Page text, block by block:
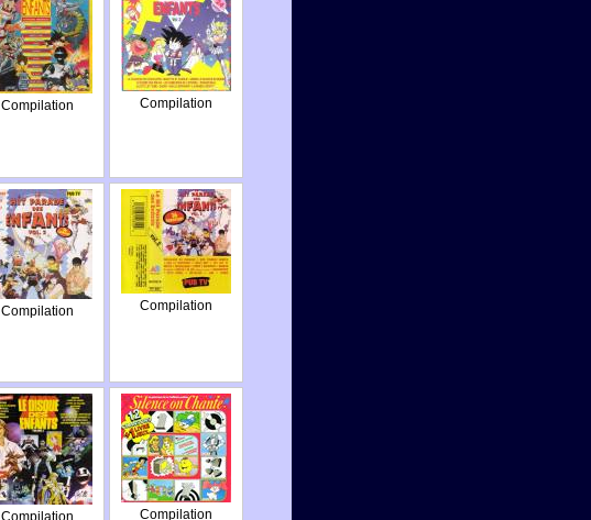
Compilation Compilation
Compilation Compilation
Compilation Compilation